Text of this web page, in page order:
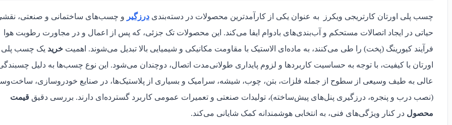
چسب پلی اورتان کارتریجی ویکرز به عنوان یکی از کارآمدترین محصولات در دسته‌بندی درزگیر و چسب‌های ساختمانی و صنعتی،
حیاتی در ایجاد اتصالات مستحکم و آب‌بندی‌های بادوام ایفا می‌کند. این محصولات تک جزئی، که پس از اعمال و در مجاورت رطوبت هوا
فرآیند کیورینگ (پخت) را طی می‌کنند، به ماده‌ای الاستیک با مقاومت مکانیکی و شیمیایی بالا تبدیل می‌شوند. اهمیت خرید یک چسب پلی
اورتان با کیفیت، با توجه به حساسیت کاربردها و لزوم پایداری طولانی‌مدت اتصال، دوچندان می‌شود. این نوع چسب‌ها به دلیل
عالی به طیف وسیعی از سطوح از جمله فلزات، بتن، چوب، شیشه، سرامیک و بسیاری از پلاستیک‌ها، در صنایع خودروسازی،
(نصب درب و پنجره، درزگیری پنل‌های پیش‌ساخته)، تولیدات صنعتی و تعمیرات عمومی کاربرد گسترده‌ای دارند. بررسی دقیق قیمت
محصول در کنار ویژگی‌های فنی، به انتخابی هوشمندانه کمک شایانی می‌کند.